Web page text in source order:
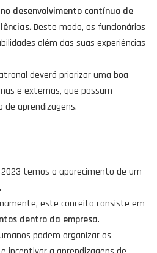
desenvolvimento contínuo de
. Deste modo, os funcionários
além das suas experiências
deverá priorizar uma boa
e externas, que possam
aprendizagens.
2023 temos o aparecimento de um
.
este conceito consiste em
dentro da empresa.
podem organizar os